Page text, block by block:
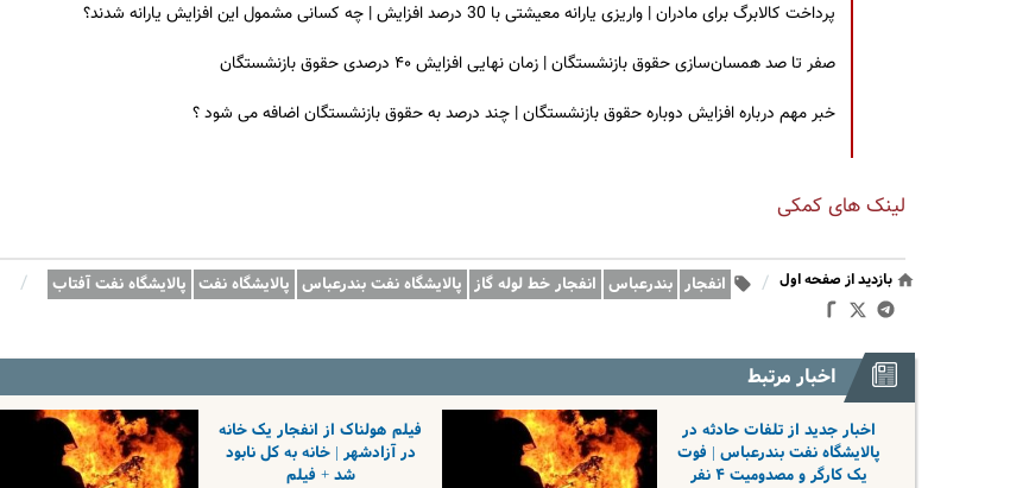
پرداخت کالابرگ برای مادران | واریزی یارانه معیشتی با 30 درصد افزایش | چه کسانی مشمول این افزایش یارانه شدند؟
صفر تا صد همسان‌سازی حقوق بازنشستگان | زمان نهایی افزایش ۴۰ درصدی حقوق بازنشستگان
خبر مهم درباره افزایش دوباره حقوق بازنشستگان | چند درصد به حقوق بازنشستگان اضافه می شود ؟
لینک های کمکی
بازدید از صفحه اول / انفجار بندرعباس انفجار خط لوله گاز پالایشگاه نفت بندرعباس پالایشگاه نفت پالایشگاه نفت آفتاب /
اخبار مرتبط
اخبار جدید از تلفات حادثه در
پالایشگاه نفت بندرعباس | ‌فوت
یک کارگر و مصدومیت ۴ نفر
فیلم هولناک از انفجار یک خانه
در آزادشهر | خانه به کل نابود
شد + فیلم